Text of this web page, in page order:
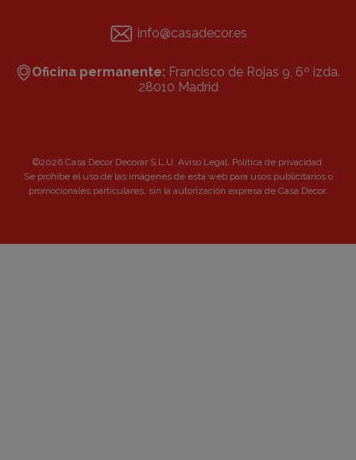
info@casadecor.es
Oficina permanente: Francisco de Rojas 9, 6º izda.
28010 Madrid
©2026 Casa Decor Decorar S.L.U. Aviso Legal. Política de privacidad.
Se prohibe el uso de las imágenes de esta web para usos publicitarios o
promocionales particulares, sin la autorización expresa de Casa Decor.